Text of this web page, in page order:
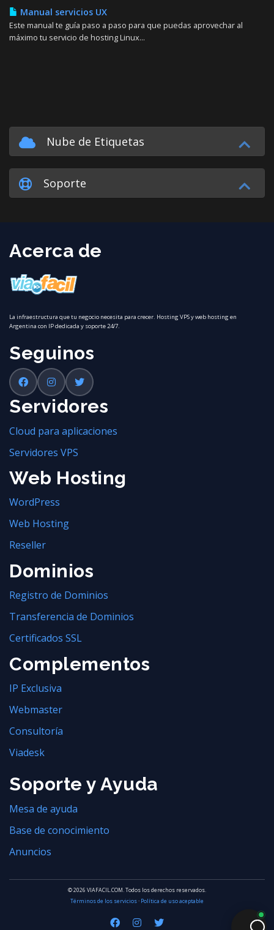
Manual servicios UX
Este manual te guía paso a paso para que puedas aprovechar al
máximo tu servicio de hosting Linux...
Nube de Etiquetas
Soporte
Acerca de
La infraestructura que tu negocio necesita para crecer. Hosting VPS y web hosting en
Argentina con IP dedicada y soporte 24/7.
Seguinos
Servidores
Cloud para aplicaciones
Servidores VPS
Web Hosting
WordPress
Web Hosting
Reseller
Dominios
Registro de Dominios
Transferencia de Dominios
Certificados SSL
Complementos
IP Exclusiva
Webmaster
Consultoría
Viadesk
Soporte y Ayuda
Mesa de ayuda
Base de conocimiento
Anuncios
© 2026 VIAFACIL.COM. Todos los derechos reservados.
Términos de los servicios· Política de uso aceptable